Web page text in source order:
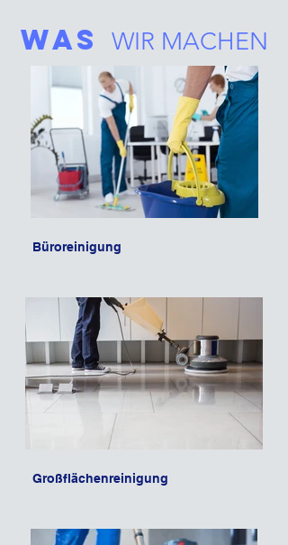
Was WIR MACHEN
Büroreinigung
Großflächenreinigung